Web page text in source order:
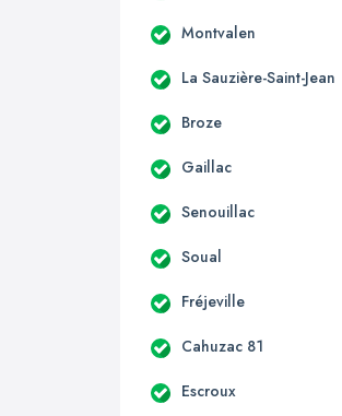
Montvalen
La Sauzière-Saint-Jean
Broze
Gaillac
Senouillac
Soual
Fréjeville
Cahuzac 81
Escroux